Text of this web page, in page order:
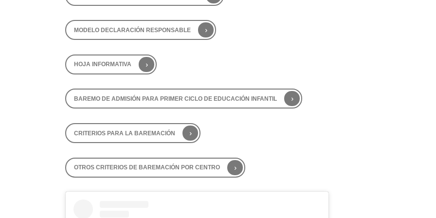
MODELO DECLARACIÓN RESPONSABLE
HOJA INFORMATIVA
BAREMO DE ADMISIÓN PARA PRIMER CICLO DE EDUCACIÓN INFANTIL
CRITERIOS PARA LA BAREMACIÓN
OTROS CRITERIOS DE BAREMACIÓN POR CENTRO